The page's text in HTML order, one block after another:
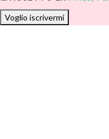
Voglio iscrivermi